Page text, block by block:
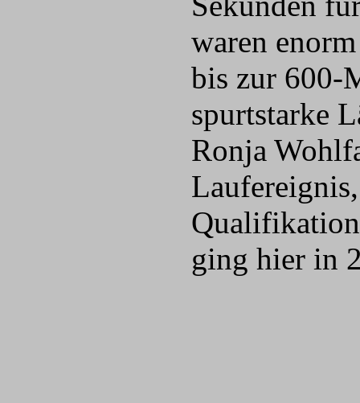
waren
bis zur 600-
spurtstarke
Ronja
Qualifikation
ging hier in